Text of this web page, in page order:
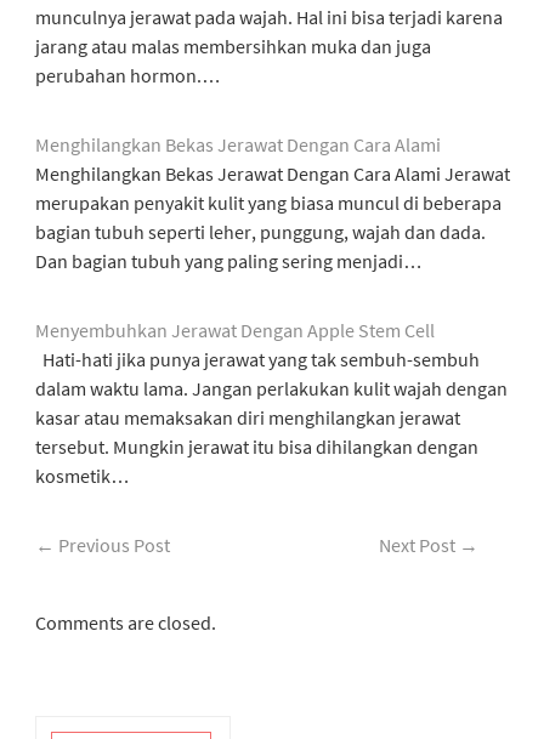
munculnya jerawat pada wajah. Hal ini bisa terjadi karena
jarang atau malas membersihkan muka dan juga
perubahan hormon.…
Menghilangkan Bekas Jerawat Dengan Cara Alami
Menghilangkan Bekas Jerawat Dengan Cara Alami Jerawat
merupakan penyakit kulit yang biasa muncul di beberapa
bagian tubuh seperti leher, punggung, wajah dan dada.
Dan bagian tubuh yang paling sering menjadi…
Menyembuhkan Jerawat Dengan Apple Stem Cell
Hati-hati jika punya jerawat yang tak sembuh-sembuh
dalam waktu lama. Jangan perlakukan kulit wajah dengan
kasar atau memaksakan diri menghilangkan jerawat
tersebut. Mungkin jerawat itu bisa dihilangkan dengan
kosmetik…
← Previous Post Next Post →
Comments are closed.